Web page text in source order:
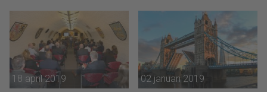
18 april 2019 02 januari 2019